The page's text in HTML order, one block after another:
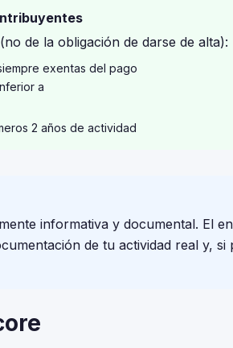
de la obligación de darse de alta):
exentas del pago
a
2 años de actividad
informativa y documental. El
de tu actividad real y,